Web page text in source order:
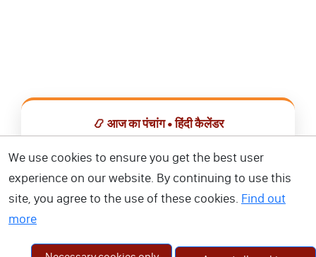
📿 आज का पंचांग • हिंदी कैलेंडर
📅 हिंदी कैलेंडर ऐप डाउनलोड करें
We use cookies to ensure you get the best user
experience on our website. By continuing to use this
site, you agree to the use of these cookies. Find out
more